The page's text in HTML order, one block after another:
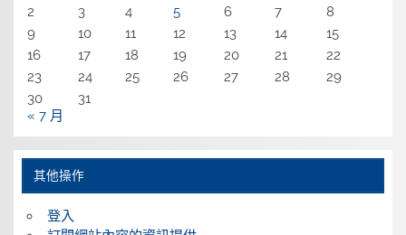
2
3 4 5 6 7
8
9
10 11 12 13 14
15
16
17 18 19 20 21
22
23
24 25 26 27 28
29
30
31
« 7 月
其他操作
登入